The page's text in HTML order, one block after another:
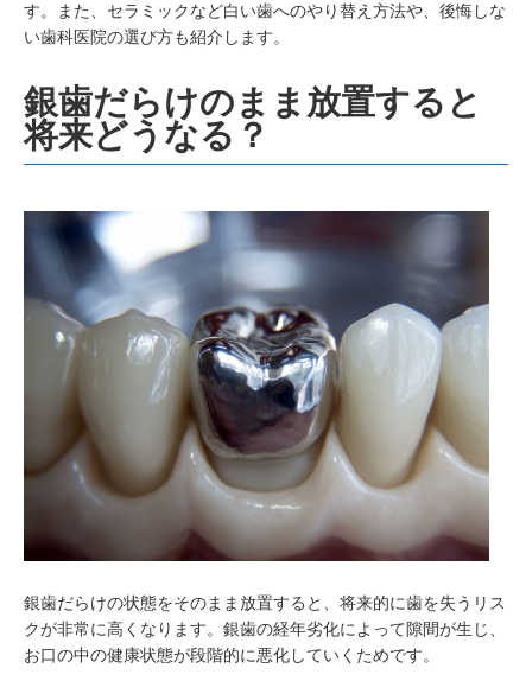
す。また、セラミックなど白い歯へのやり替え方法や、後悔しな
い歯科医院の選び方も紹介します。
銀歯だらけのまま放置すると
将来どうなる？
銀歯だらけの状態をそのまま放置すると、将来的に歯を失うリス
クが非常に高くなります。銀歯の経年劣化によって隙間が生じ、
お口の中の健康状態が段階的に悪化していくためです。